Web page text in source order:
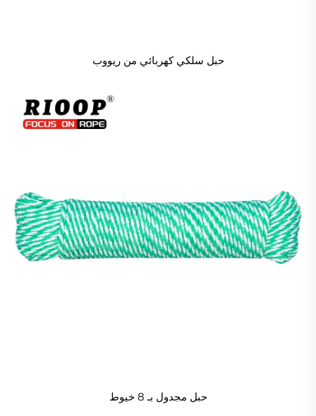
حبل سلكي كهربائي من ريووب
حبل مجدول بـ 8 خيوط